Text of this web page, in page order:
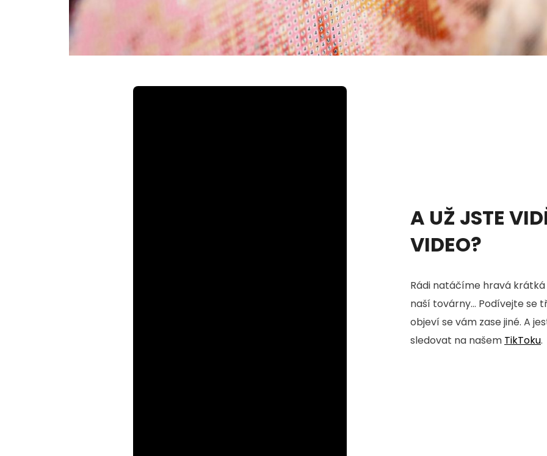
A UŽ JSTE
VIDEO?
Rádi natáčíme hravá krátká
naší továrny... Podívejte se
objeví se vám zase jiné. A
sledovat na našem TikToku.